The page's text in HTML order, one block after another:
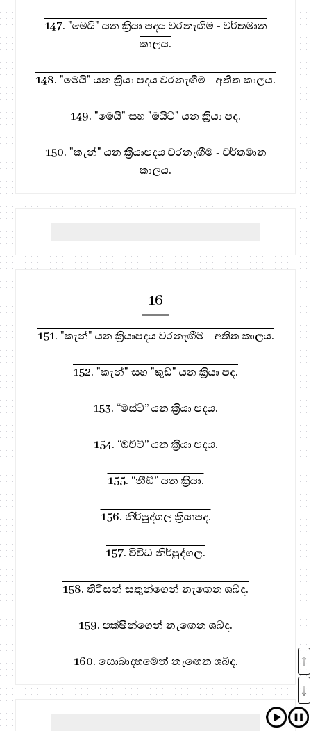
147. "මෙයි" යන ක්‍රියා පදය වරනැඟීම - වර්තමාන
කාලය.
148. "මෙයි" යන ක්‍රියා පදය වරනැඟීම - අතීත කාලය.
149. "මෙයි" සහ "මයිට්" යන ක්‍රියා පද.
150. "කැන්" යන ක්‍රියාපදය වරනැඟීම - වර්තමාන
කාලය.
16
151. "කැන්" යන ක්‍රියාපදය වරනැඟීම - අතීත කාලය.
152. "කැන්" සහ "කුඩ්" යන ක්‍රියා පද.
153. “මස්ට්” යන ක්‍රියා පදය.
154. “ඔව්ට්” යන ක්‍රියා පදය.
155. “නීඩ්” යන ක්‍රියා.
156. නිර්පුද්ගල ක්‍රියාපද.
157. විවිධ නිර්පුද්ගල.
158. තිරිසන් සතුන්ගෙන් නැඟෙන ශබ්ද.
159. පක්ෂීන්ගෙන් නැඟෙන ශබ්ද.
160. සොබාදහමෙන් නැඟෙන ශබ්ද.